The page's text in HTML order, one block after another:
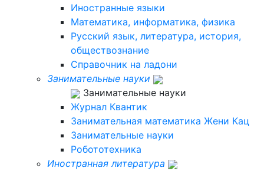
Иностранные языки
Математика, информатика, физика
Русский язык, литература, история,
обществознание
Справочник на ладони
Занимательные науки
Занимательные науки
Журнал Квантик
Занимательная математика Жени Кац
Занимательные науки
Робототехника
Иностранная литература